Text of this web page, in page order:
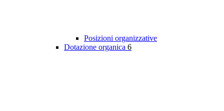
Posizioni organizzative
Dotazione organica 6